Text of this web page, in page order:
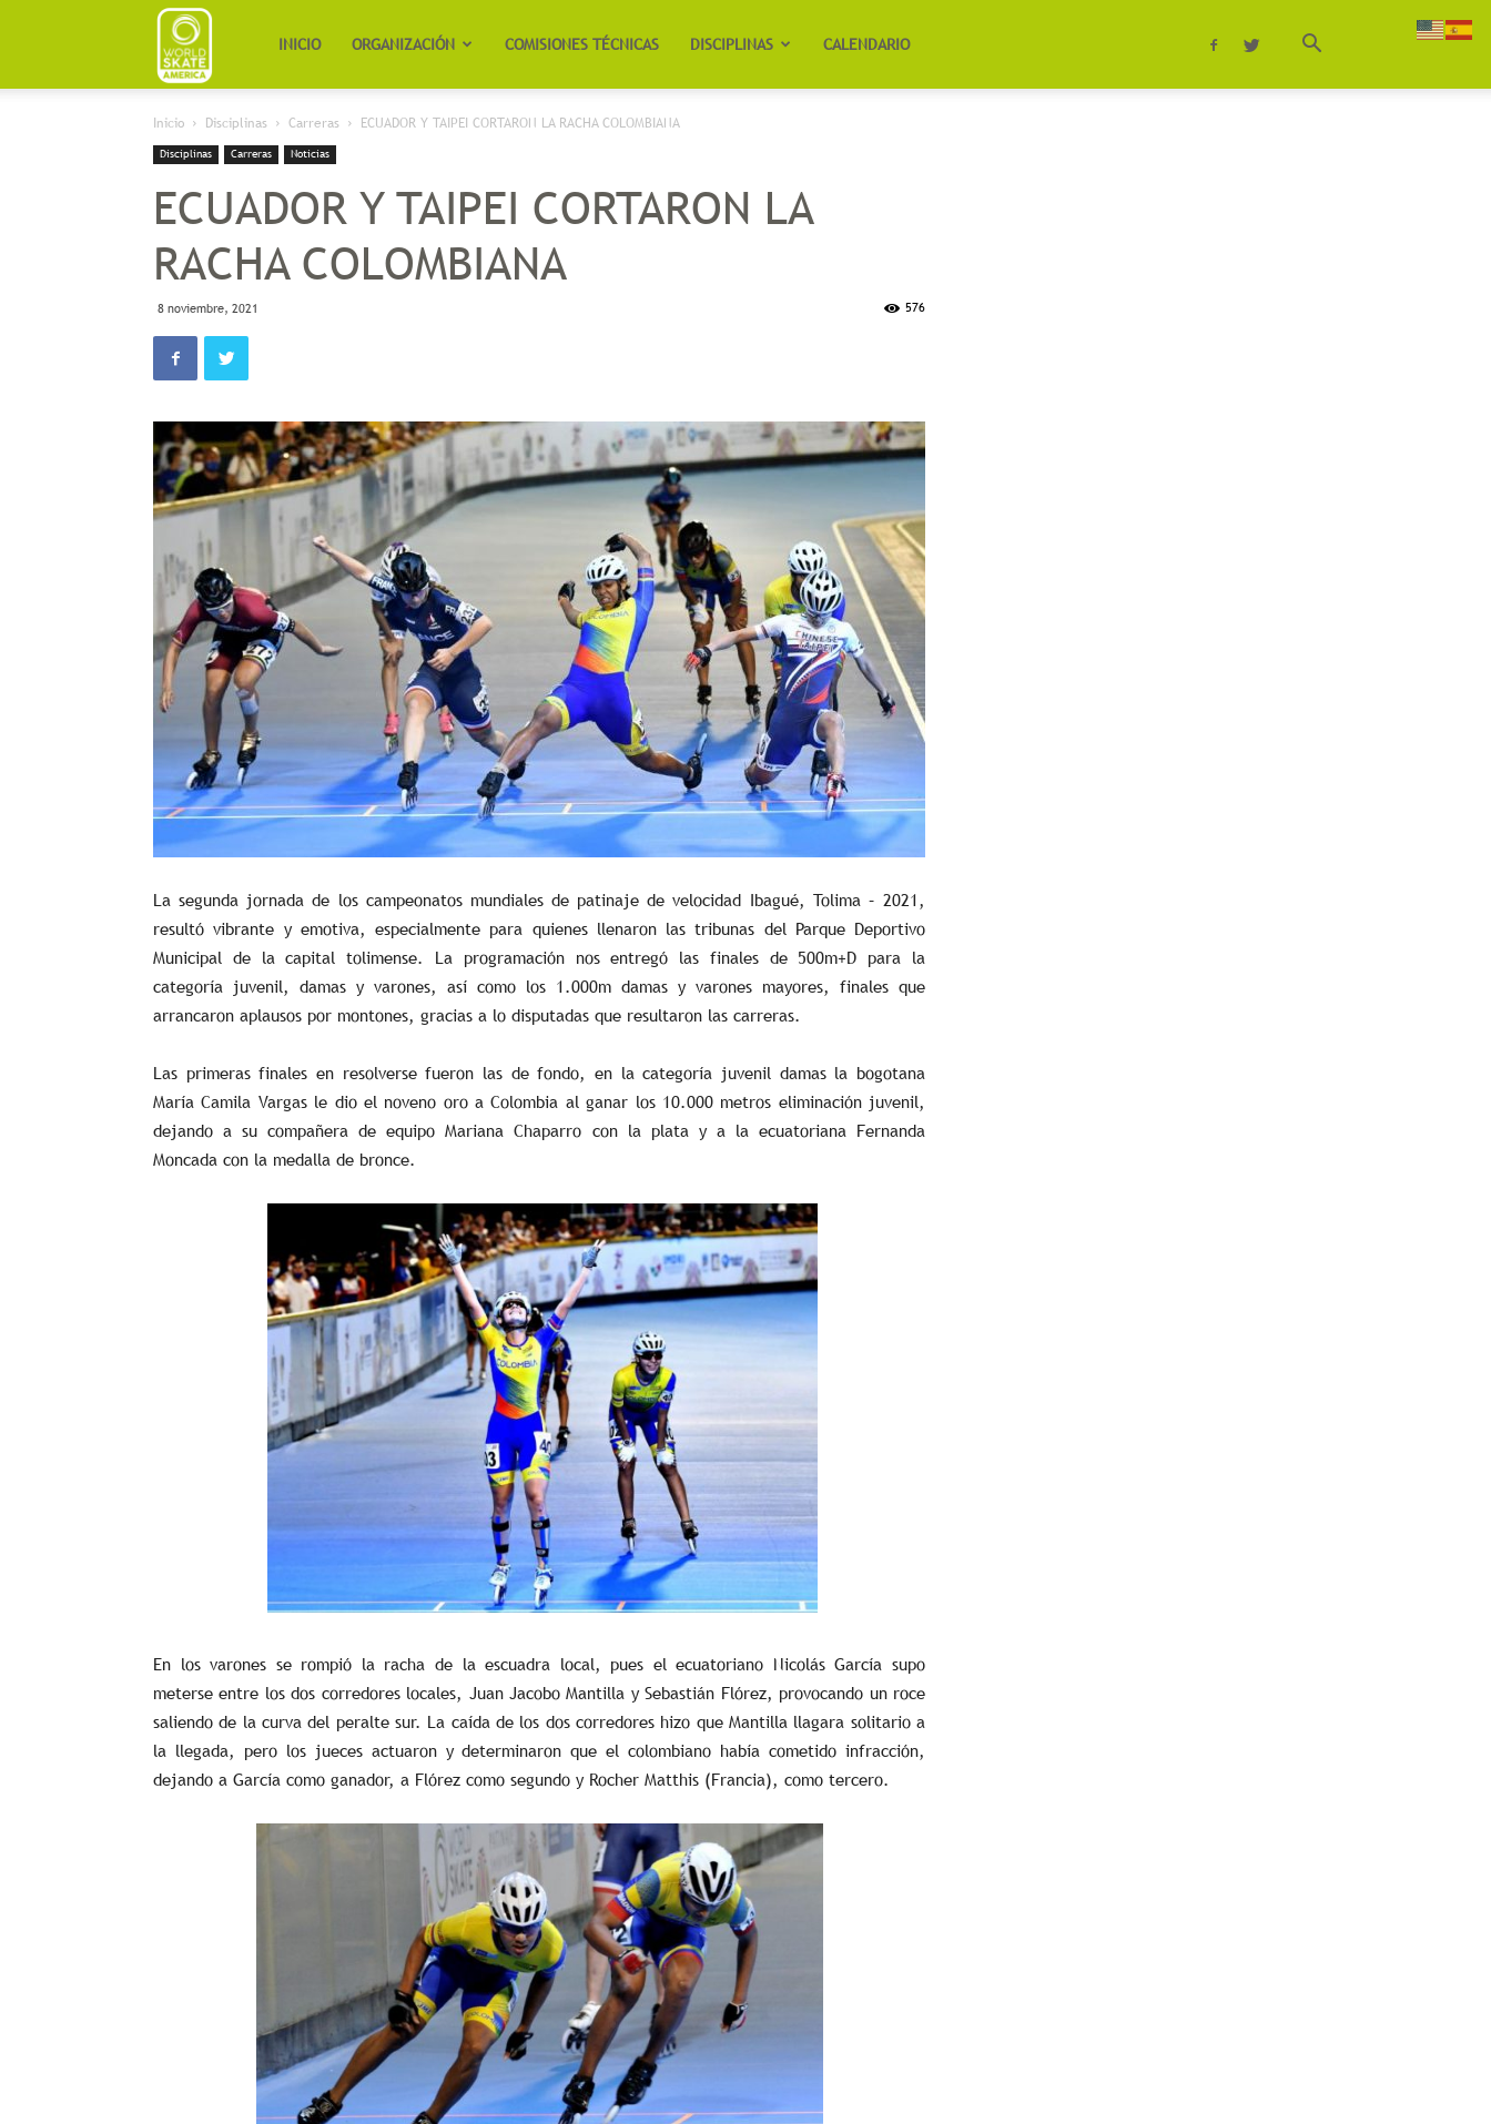
Worldskate
America
INICIO ORGANIZACIÓN COMISIONES TÉCNICAS DISCIPLINAS CALENDARIO
Inicio Disciplinas Carreras ECUADOR Y TAIPEI CORTARON LA RACHA COLOMBIANA
Disciplinas Carreras Noticias
ECUADOR Y TAIPEI CORTARON LA
RACHA COLOMBIANA
8 noviembre, 2021 576
La segunda jornada de los campeonatos mundiales de patinaje de velocidad Ibagué, Tolima – 2021,
resultó vibrante y emotiva, especialmente para quienes llenaron las tribunas del Parque Deportivo
Municipal de la capital tolimense. La programación nos entregó las finales de 500m+D para la
categoría juvenil, damas y varones, así como los 1.000m damas y varones mayores, finales que
arrancaron aplausos por montones, gracias a lo disputadas que resultaron las carreras.
Las primeras finales en resolverse fueron las de fondo, en la categoría juvenil damas la bogotana
María Camila Vargas le dio el noveno oro a Colombia al ganar los 10.000 metros eliminación juvenil,
dejando a su compañera de equipo Mariana Chaparro con la plata y a la ecuatoriana Fernanda
Moncada con la medalla de bronce.
En los varones se rompió la racha de la escuadra local, pues el ecuatoriano Nicolás García supo
meterse entre los dos corredores locales, Juan Jacobo Mantilla y Sebastián Flórez, provocando un roce
saliendo de la curva del peralte sur. La caída de los dos corredores hizo que Mantilla llagara solitario a
la llegada, pero los jueces actuaron y determinaron que el colombiano había cometido infracción,
dejando a García como ganador, a Flórez como segundo y Rocher Matthis (Francia), como tercero.